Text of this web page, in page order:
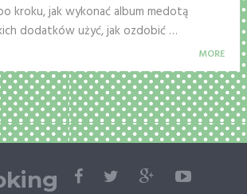
kroku, jak wykonać album medotą
dodatków użyć, jak ozdobić …
MORE